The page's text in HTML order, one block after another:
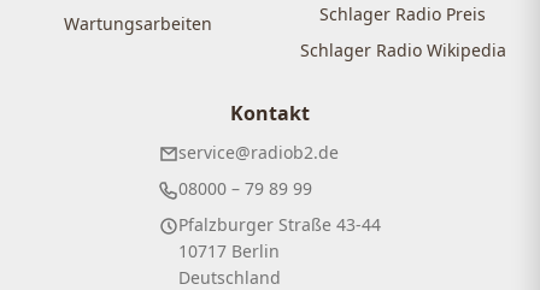
Wartungsarbeiten
Schlager Radio Preis
Schlager Radio Wikipedia
Kontakt
service@radiob2.de
08000 – 79 89 99
Pfalzburger Straße 43-44
10717 Berlin
Deutschland